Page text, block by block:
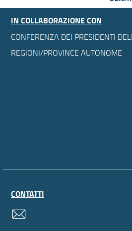
IN COLLABORAZIONE CON
CONFERENZA DEI PRESIDENTI
REGIONI/PROVINCE AUTONOME
CONTATTI